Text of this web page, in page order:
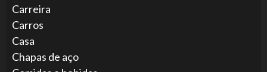
Carreira
Carros
Casa
Chapas de aço